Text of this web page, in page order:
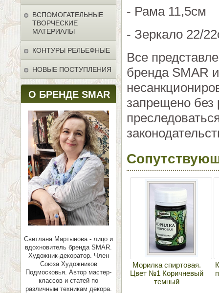
ВСПОМОГАТЕЛЬНЫЕ
ТВОРЧЕСКИЕ
МАТЕРИАЛЫ
КОНТУРЫ РЕЛЬЕФНЫЕ
НОВЫЕ ПОСТУПЛЕНИЯ
О БРЕНДЕ SMAR
Светлана Мартынова - лицо и
вдохновитель бренда SMAR.
Художник-декоратор. Член
Союза Художников
Подмосковья. Автор мастер-
классов и статей по
различным техникам декора.
- Рама 11,5см
- Зеркало 22/
Все
бренда SMAR
запрещено без
Морилка спиртовая.
Цвет №1 Коричневый
темный